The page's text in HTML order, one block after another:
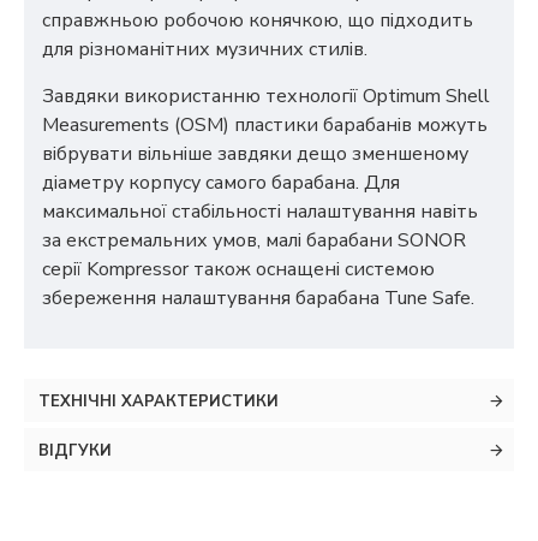
справжньою робочою конячкою, що підходить
для різноманітних музичних стилів.
Завдяки використанню технології Optimum Shell
Measurements (OSM) пластики барабанів можуть
вібрувати вільніше завдяки дещо зменшеному
діаметру корпусу самого барабана. Для
максимальної стабільності налаштування навіть
за екстремальних умов, малі барабани SONOR
серії Kompressor також оснащені системою
збереження налаштування барабана Tune Safe.
ТЕХНІЧНІ ХАРАКТЕРИСТИКИ
ВІДГУКИ